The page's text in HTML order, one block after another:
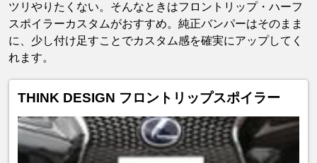
ツリやりたくない。そんなときはフロントリップ・ハーフ
スポイラーカスタムがおすすめ。純正バンパーはそのまま
に、少し付け足すことでカスタム感を確実にアップしてく
れます。
THINK DESIGN フロントリップスポイラー